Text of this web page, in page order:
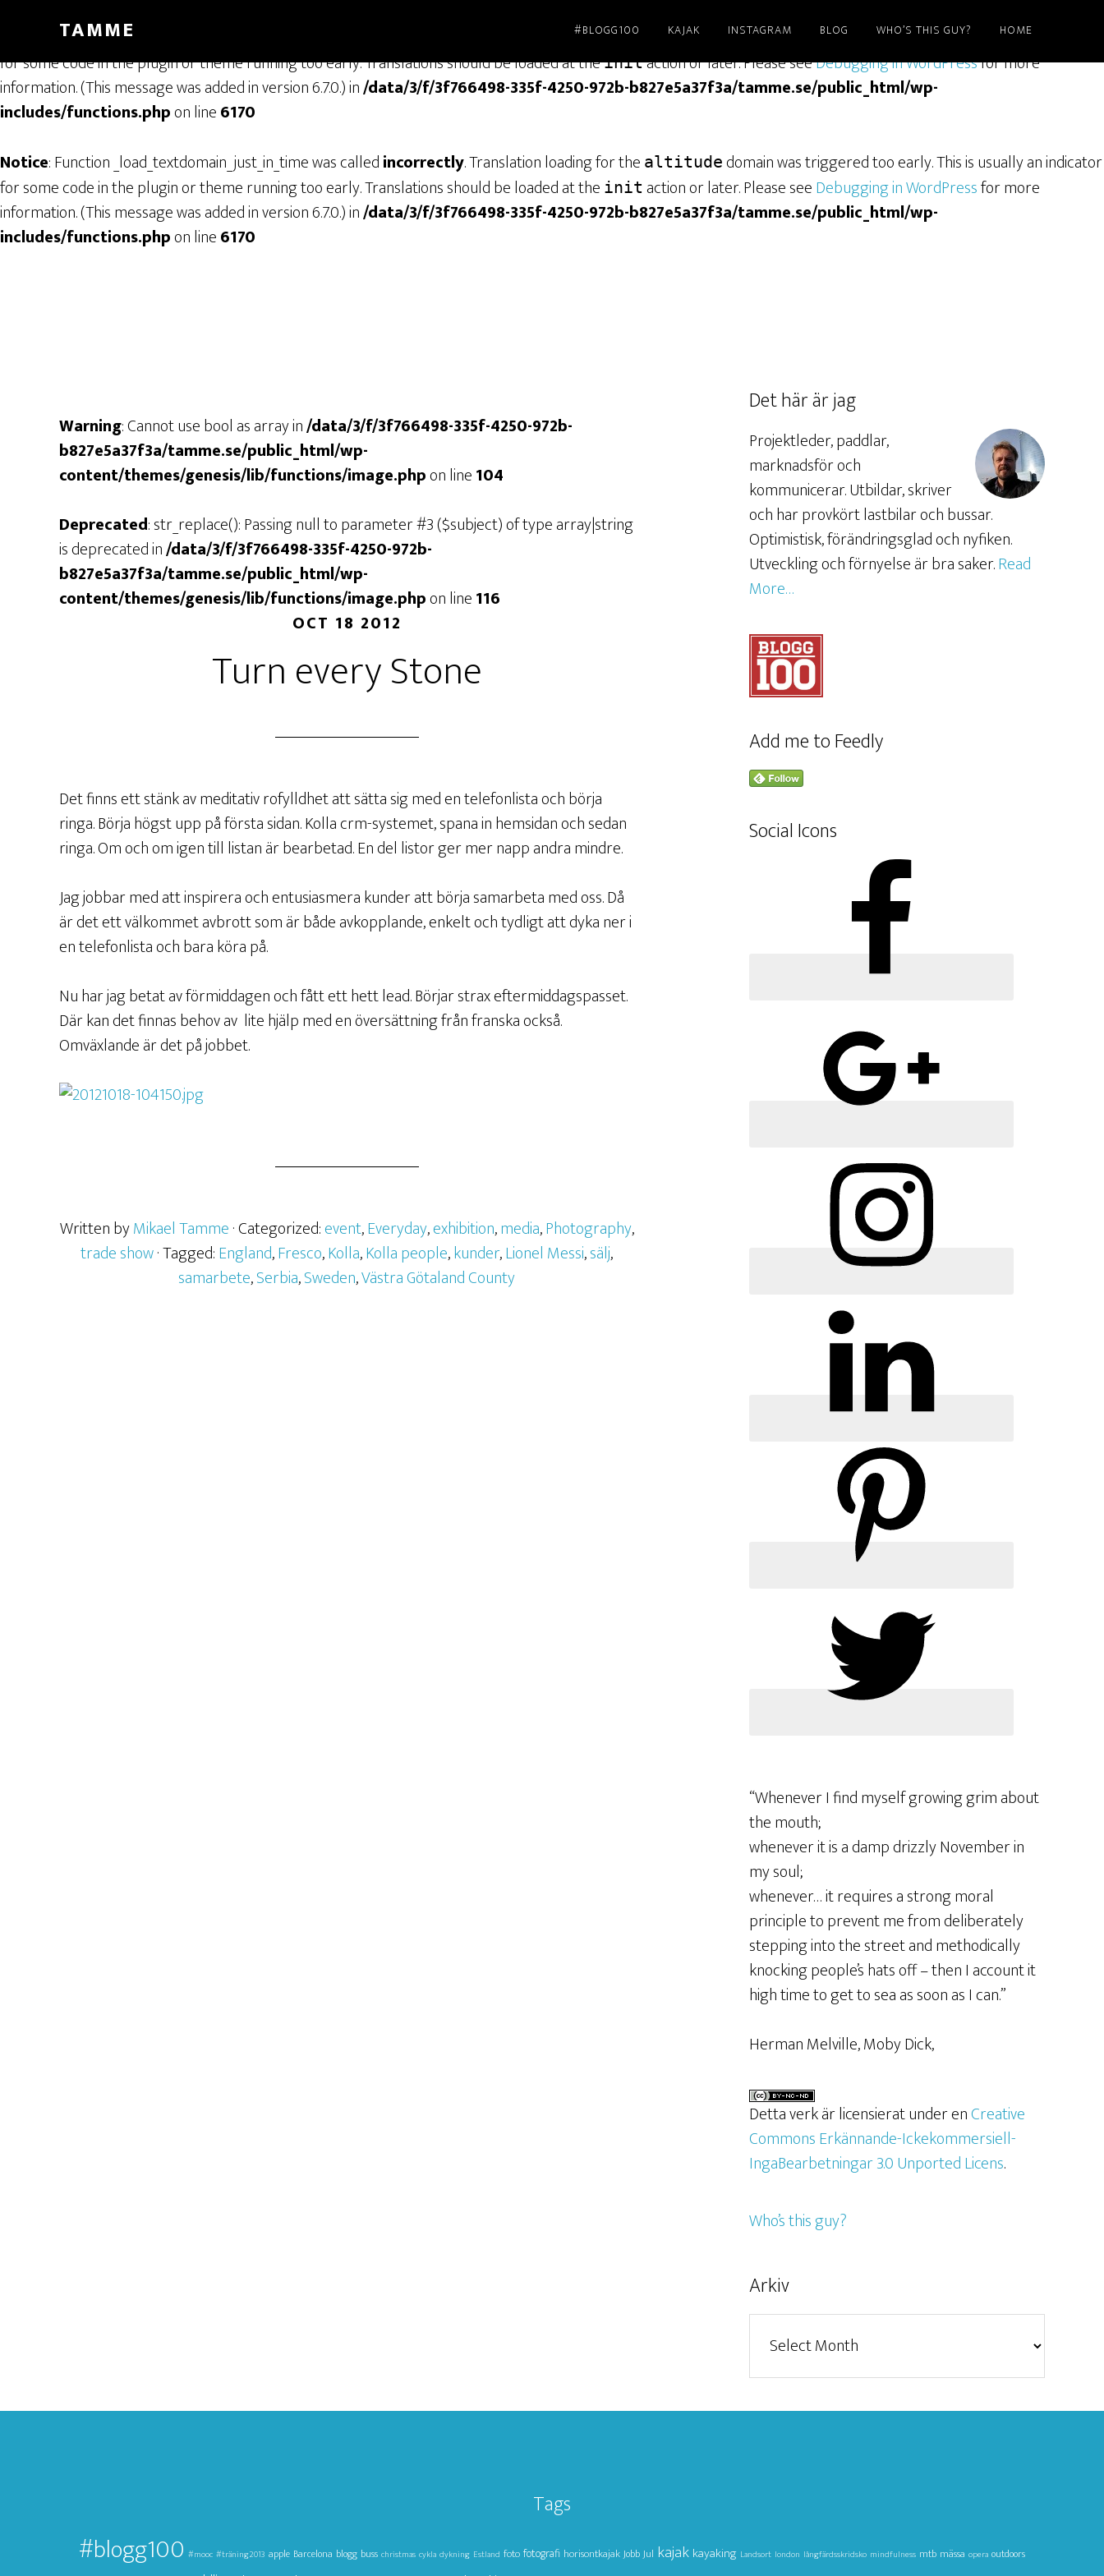
: Function _load_textdomain_just_in_time was called . Translation loading for the genesis
domain was triggered too early. This is usually an indicator
for some code in the plugin or theme running too early. Translations should be loaded at theinitaction or later. Please seeDebugging in WordPressfor more
information. (This message was added in version 6.7.0.) in/data/3/f/3f766498-335f-4250-972b-b827e5a37f3a/tamme.se/public_html/wp-
includes/functions.phpon line6170
Notice: Function _load_textdomain_just_in_time was calledincorrectly. Translation loading for the altitude domain was triggered too early. This is usually an indicator
for some code in the plugin or theme running too early. Translations should be loaded at the init action or later. Please seeDebugging in WordPressfor more
information. (This message was added in version 6.7.0.) in/data/3/f/3f766498-335f-4250-972b-b827e5a37f3a/tamme.se/public_html/wp-
includes/functions.phpon line6170
TAMME #BLOGG100 KAJAK INSTAGRAM BLOG WHO’S THIS GUY? HOME
Warning: Cannot use bool as array in/data/3/f/3f766498-335f-4250-972b-
b827e5a37f3a/tamme.se/public_html/wp-
content/themes/genesis/lib/functions/image.phpon line104
Deprecated: str_replace(): Passing null to parameter #3 ($subject) of type array|string
is deprecated in/data/3/f/3f766498-335f-4250-972b-
b827e5a37f3a/tamme.se/public_html/wp-
content/themes/genesis/lib/functions/image.phpon line116
OCT 18 2012
Turn every Stone
Det finns ett stänk av meditativ rofylldhet att sätta sig med en telefonlista och börja
ringa. Börja högst upp på första sidan. Kolla crm-systemet, spana in hemsidan och sedan
ringa. Om och om igen till listan är bearbetad. En del listor ger mer napp andra mindre.
Jag jobbar med att inspirera och entusiasmera kunder att börja samarbeta med oss. Då
är det ett välkommet avbrott som är både avkopplande, enkelt och tydligt att dyka ner i
en telefonlista och bara köra på.
Nu har jag betat av förmiddagen och fått ett hett lead. Börjar strax eftermiddagspasset.
Där kan det finnas behov av lite hjälp med en översättning från franska också.
Omväxlande är det på jobbet.
Written byMikael Tamme· Categorized:event,Everyday,exhibition,media,Photography,
trade show· Tagged:England,Fresco,Kolla,Kolla people,kunder,Lionel Messi,sälj,
samarbete,Serbia,Sweden,Västra Götaland County
Det här är jag
Projektleder, paddlar,
marknadsför och
kommunicerar. Utbildar, skriver
och har provkört lastbilar och bussar.
Optimistisk, förändringsglad och nyfiken.
Utveckling och förnyelse är bra saker.Read
More…
Add me to Feedly
Social Icons
“Whenever I find myself growing grim about
the mouth;
whenever it is a damp drizzly November in
my soul;
whenever… it requires a strong moral
principle to prevent me from deliberately
stepping into the street and methodically
knocking people’s hats off – then I account it
high time to get to sea as soon as I can.”
Herman Melville, Moby Dick,
Detta verk är licensierat under enCreative
Commons Erkännande-Ickekommersiell-
IngaBearbetningar 3.0 Unported Licens.
Who’s this guy?
Arkiv
Tags
#blogg100 #mooc #träning2013 apple Barcelona blogg buss christmas cykla dykning Estland fotofotografi horisontkajak Jobb Jul kajak kayaking Landsort london långfärdsskridsko mindfulness mtb mässa opera outdoors